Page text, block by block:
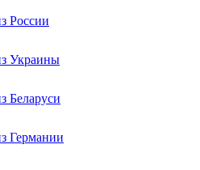
России
Украины
Беларуси
Германии